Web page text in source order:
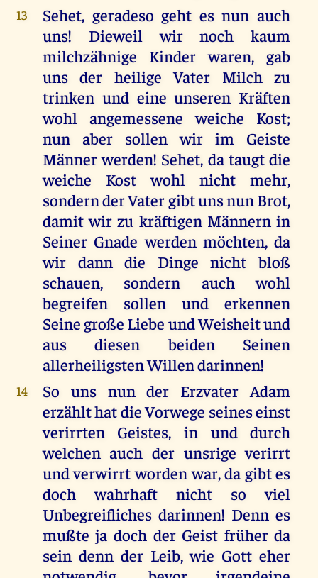
13
Sehet, geradeso geht es nun auch
uns! Dieweil wir noch kaum
milchzähnige Kinder waren, gab
uns der heilige Vater Milch zu
trinken und eine unseren Kräften
wohl angemessene weiche Kost;
nun aber sollen wir im Geiste
Männer werden! Sehet, da taugt die
weiche Kost wohl nicht mehr,
sondern der Vater gibt uns nun Brot,
damit wir zu kräftigen Männern in
Seiner Gnade werden möchten, da
wir dann die Dinge nicht bloß
schauen, sondern auch wohl
begreifen sollen und erkennen
Seine große Liebe und Weisheit und
aus diesen beiden Seinen
allerheiligsten Willen darinnen!
14
So uns nun der Erzvater Adam
erzählt hat die Vorwege seines einst
verirrten Geistes, in und durch
welchen auch der unsrige verirrt
und verwirrt worden war, da gibt es
doch wahrhaft nicht so viel
Unbegreifliches darinnen! Denn es
mußte ja doch der Geist früher da
sein denn der Leib, wie Gott eher